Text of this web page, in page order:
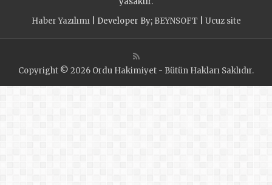
Haber Yazılımı| Developer By; BEYNSOFT Ucuz site
Copyright © 2026 Ordu Hakimiyet - Bütün Hakları Saklıdır.